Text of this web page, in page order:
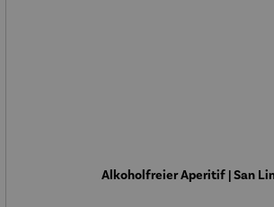
Alkoholfreier Aperitif | San